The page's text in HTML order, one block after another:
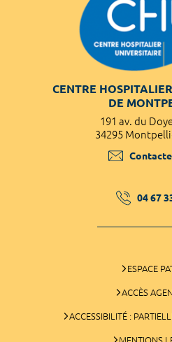
CENTRE
DE
191 av. du
34295
04 67
ESPACE
ACCÈS
ACCESSIBILITÉ :
MENTIONS